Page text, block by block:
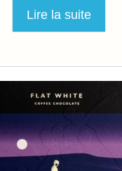
Lire la suite